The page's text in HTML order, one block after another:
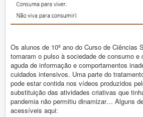
Oferta Educativa
Alunos
Concursos
Vida Escolar
Contactos
Entrada
Os alunos de 10º ano do Curso de Ciências
tomaram o pulso à sociedade de consumo e
aguda de informação e comportamentos
cuidados intensivos. Uma parte do
pode estar contida nos vídeos produzidos
substituição das atividades criativas que
pandemia não permitiu dinamizar… Alguns
acessíveis aqui: